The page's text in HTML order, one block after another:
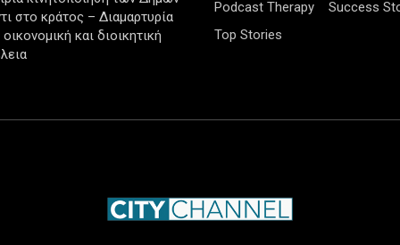
στο κράτος – Διαμαρτυρία
οικονομική και διοικητική
Podcast Therapy
Success
Top Stories